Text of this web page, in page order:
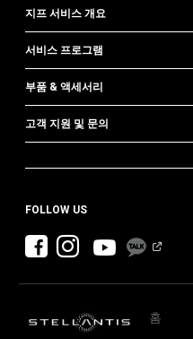
지프 서비스 개요
서비스 프로그램
부품 & 액세서리
고객 지원 및 문의
FOLLOW US
홈